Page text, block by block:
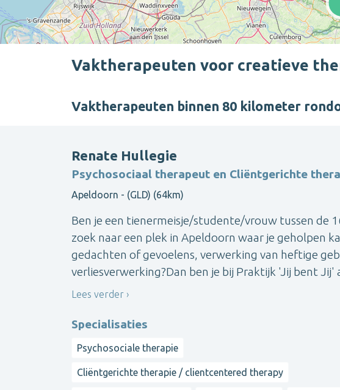
Vaktherapeuten voor creatieve
Vaktherapeuten binnen 80 kilometer
Renate Hullegie
Psychosociaal therapeut en Cliëntgerichte
Apeldoorn - (GLD) (64km)
Ben je een tienermeisje/studente/vrouw tussen de
zoek naar een plek in Apeldoorn waar je geholpen
gedachten of gevoelens, verwerking van heftige
verliesverwerking?Dan ben je bij Praktijk 'Jij bent Jij'
Lees verder
Specialisaties
Psychosociale therapie
Cliëntgerichte therapie / clientcentered therapy